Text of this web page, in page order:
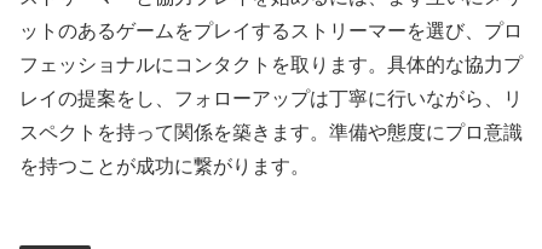
ットのあるゲームをプレイするストリーマーを選び、プロ
フェッショナルにコンタクトを取ります。具体的な協力プ
レイの提案をし、フォローアップは丁寧に行いながら、リ
スペクトを持って関係を築きます。準備や態度にプロ意識
を持つことが成功に繋がります。